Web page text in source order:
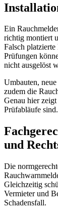
Ein
richtig montiert
Falsch
Prüfungen
nicht ausgelöst
Umbauten,
zudem die
Genau hier
Prüfabläufe sind.
und
Die
Gleichzeitig
Vermieter und
Schadensfall.